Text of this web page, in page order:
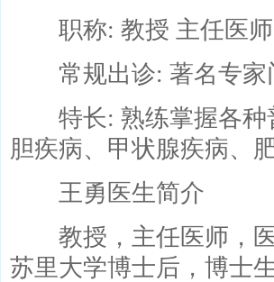
职称: 教授 主任医师
常规出诊: 著名专家
特长: 熟练掌握各种
胆疾病、甲状腺疾病、
王勇医生简介
教授，主任医师，医
苏里大学博士后，博士